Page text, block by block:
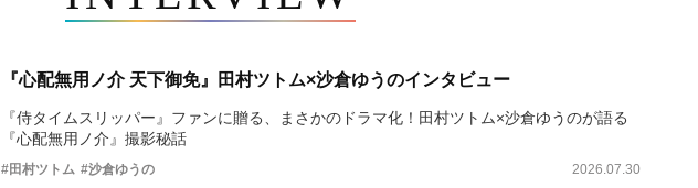
『心配無用ノ介 天下御免』田村ツトム×沙倉ゆうのインタビュー
『侍タイムスリッパー』ファンに贈る、まさかのドラマ化！田村ツトム×沙倉ゆうのが語る
『心配無用ノ介』撮影秘話
#田村ツトム #沙倉ゆうの 2026.07.30